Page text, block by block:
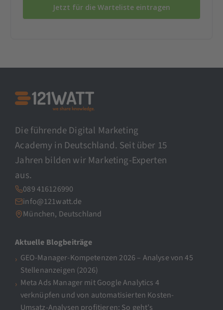
Jetzt für die Warteliste eintragen
Die führende Digital Marketing
Academy in Deutschland. Seit über 15
Jahren bilden wir Marketing-Experten
aus.
089 416126990
info@121watt.de
München, Deutschland
Aktuelle Blogbeiträge
GEO-Manager-Kompetenzen 2026 – Analyse von 45
Stellenanzeigen (2026)
Meta Ads Manager mit Google Analytics 4
verknüpfen und von automatisierten Kosten-
Umsatz-Analysen profitieren: So geht’s